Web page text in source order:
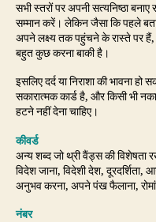
सभी स्तरों पर अपनी सत्यनिष्ठा
सम्मान करें। लेकिन जैसा कि पहले
अपने लक्ष्य तक पहुंचने के रास्ते पर
बहुत कुछ करना बाकी है।
इसलिए दर्द या निराशा की भावना
सकारात्मक कार्ड है, और किसी भी
हटने नहीं देना चाहिए।
कीवर्ड
अन्य शब्द जो थ्री वैंड्स की विशेषता
विदेश जाना, विदेशी देश,
अनुभव करना, अपने पंख फैलाना,
नंबर